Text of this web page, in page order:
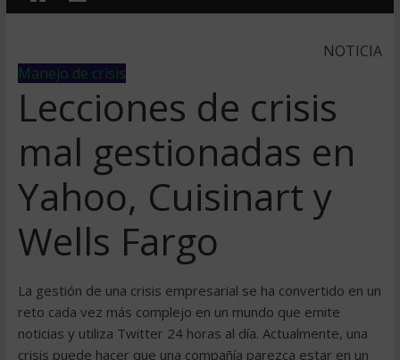
NOTICIA
Manejo de crisis
Lecciones de crisis
mal gestionadas en
Yahoo, Cuisinart y
Wells Fargo
La gestión de una crisis empresarial se ha convertido en un
reto cada vez más complejo en un mundo que emite
noticias y utiliza Twitter 24 horas al día. Actualmente, una
crisis puede hacer que una compañía parezca estar en un